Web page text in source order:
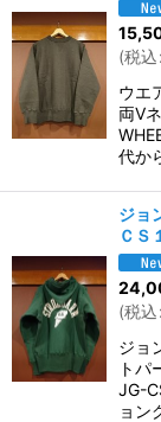
(税込:
ウエ
両V
代か
ジョ
ＣＳ
(税込:
ジョ
トパ
JG-
ョン